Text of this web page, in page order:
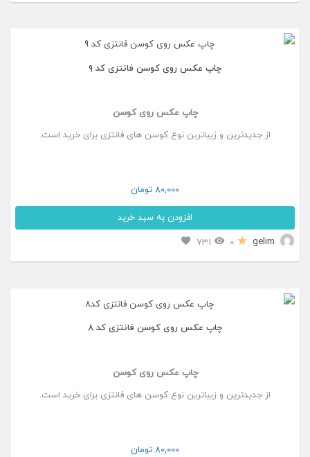
چاپ عکس روی کوسن فانتزی کد ۹
چاپ عکس روی کوسن
از جدیدترین و زیباترین نوع کوسن های فانتزی برای خرید است.
80,000 تومان
افزودن به سبد خرید
gelim
0
731
چاپ عکس روی کوسن فانتزی کد ۸
چاپ عکس روی کوسن
از جدیدترین و زیباترین نوع کوسن های فانتزی برای خرید است.
80,000 تومان